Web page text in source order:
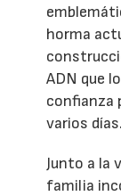
horma
ADN que
confianza
varios días.
Junto a la
familia